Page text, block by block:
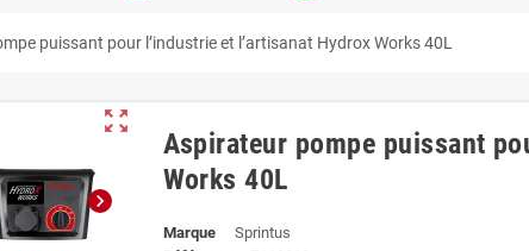
puissant pour l’industrie et l’artisanat Hydrox Works 40L
zoom_out_map
chevron_right
Aspirateur pompe puissant
Works 40L
Marque
Sprintus